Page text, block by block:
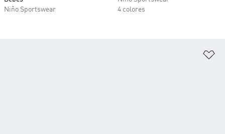
Niño Sportswear
4 colores